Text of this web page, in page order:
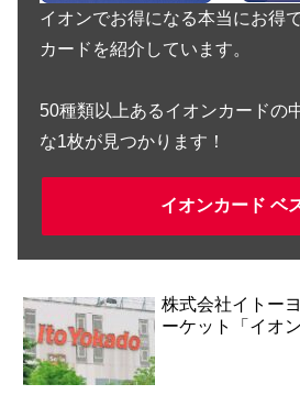
イオンでお得になる本当にお得
カードを紹介しています。
50種類以上あるイオンカードの
な1枚が見つかります！
イオンカード ベ
株式会社イトー
ーケット「イオ